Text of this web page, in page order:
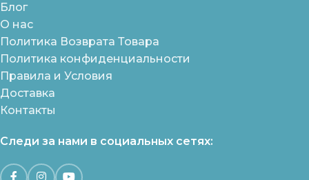
Блог
О нас
Политика Возврата Товара
Политика конфиденциальности
Правила и Условия
Доставка
Контакты
Следи за нами в социальных сетях: